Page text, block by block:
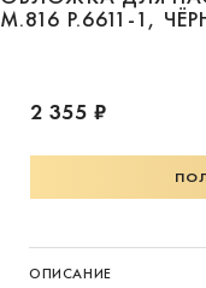
М.816 Р.6611-1,
2 355 ₽
ОПИСАНИЕ